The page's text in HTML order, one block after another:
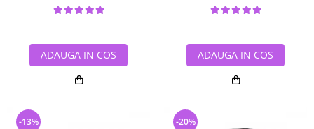
ADAUGA IN COS ADAUGA IN COS
-13% -20%